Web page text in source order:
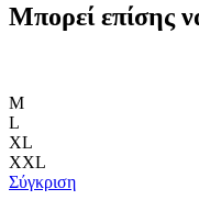
Μπορεί επίσης
M
L
XL
XXL
Σύγκριση